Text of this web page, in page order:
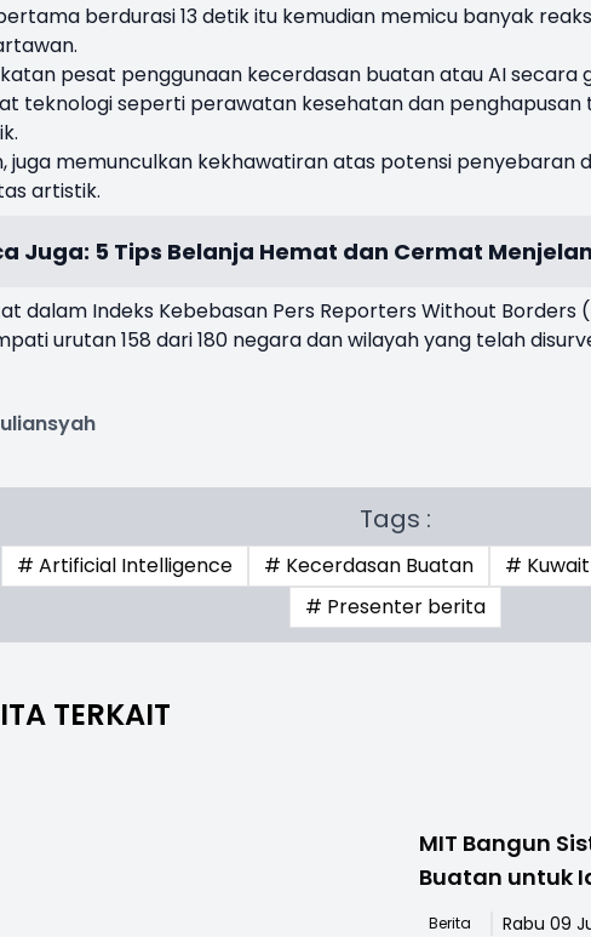
berdurasi 13 detik itu kemudian memicu banyak
pesat penggunaan kecerdasan buatan atau AI
teknologi seperti perawatan kesehatan dan penghapusan
juga memunculkan kekhawatiran atas potensi penyebaran
artistik.
Juga: 5 Tips Belanja Hemat dan Cermat
dalam Indeks Kebebasan Pers Reporters Without Borders
urutan 158 dari 180 negara dan wilayah yang telah
Tags :
# Artificial Intelligence # Kecerdasan Buatan # Kuwait
# Presenter berita
TERKAIT
MIT Bangun
Buatan untuk
Berita Rabu 09